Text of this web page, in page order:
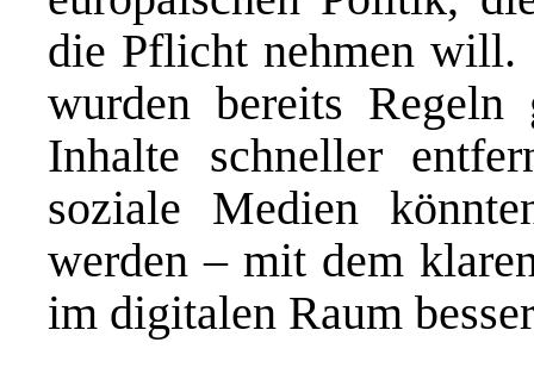
die Pflicht nehmen
wurden bereits Regeln
Inhalte schneller
soziale Medien
werden – mit dem
im digitalen Raum